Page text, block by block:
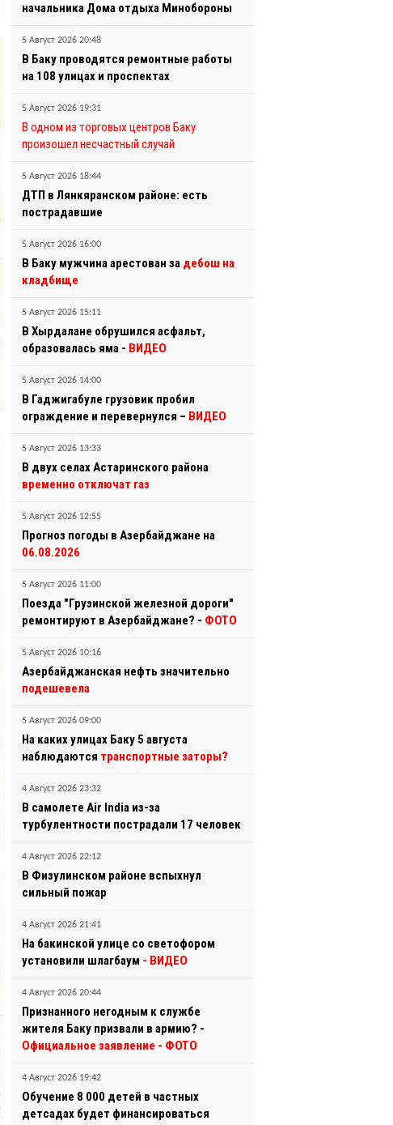
начальника Дома отдыха Минобороны
5 Август 2026 20:48
В Баку проводятся ремонтные работы
на 108 улицах и проспектах
5 Август 2026 19:31
В одном из торговых центров Баку
произошел несчастный случай
5 Август 2026 18:44
ДТП в Лянкяранском районе: есть
пострадавшие
5 Август 2026 16:00
В Баку мужчина арестован за дебош на
кладбище
5 Август 2026 15:11
В Хырдалане обрушился асфальт,
образовалась яма - ВИДЕО
5 Август 2026 14:00
В Гаджигабуле грузовик пробил
ограждение и перевернулся – ВИДЕО
5 Август 2026 13:33
В двух селах Астаринского района
временно отключат газ
5 Август 2026 12:55
Прогноз погоды в Азербайджане на
06.08.2026
5 Август 2026 11:00
Поезда "Грузинской железной дороги"
ремонтируют в Азербайджане? - ФОТО
5 Август 2026 10:16
Азербайджанская нефть значительно
подешевела
5 Август 2026 09:00
На каких улицах Баку 5 августа
наблюдаются транспортные заторы?
4 Август 2026 23:32
В самолете Air India из-за
турбулентности пострадали 17 человек
4 Август 2026 22:12
В Физулинском районе вспыхнул
сильный пожар
4 Август 2026 21:41
На бакинской улице со светофором
установили шлагбаум - ВИДЕО
4 Август 2026 20:44
Признанного негодным к службе
жителя Баку призвали в армию? -
Официальное заявление - ФОТО
4 Август 2026 19:42
Обучение 8 000 детей в частных
детсадах будет финансироваться